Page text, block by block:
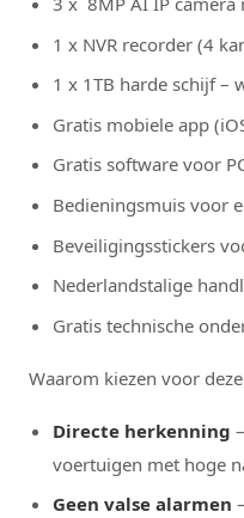
1 x NVR recorder (4
1 x 1TB harde schijf –
Gratis mobiele app
Gratis software voor
Bedieningsmuis voor
Beveiligingsstickers
Nederlandstalige
Gratis technische
Waarom kiezen voor
Directe herkenning
voertuigen met hoge
Geen valse alarmen